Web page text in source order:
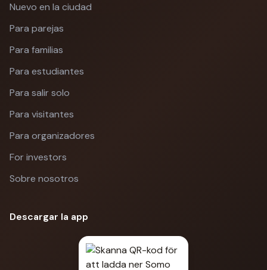
Nuevo en la ciudad
Para parejas
Para familias
Para estudiantes
Para salir solo
Para visitantes
Para organizadores
For investors
Sobre nosotros
Descargar la app